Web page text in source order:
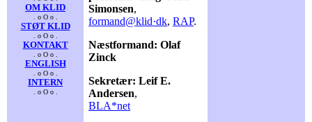
OM KLID
. o O o .
STØT KLID
. o O o .
KONTAKT
. o O o .
ENGLISH
. o O o .
INTERN
. o O o .
Simonsen,
formand@klid·dk, RAP.
Næstformand: Olaf
Zinck
Sekretær: Leif E.
Andersen,
BLA*net